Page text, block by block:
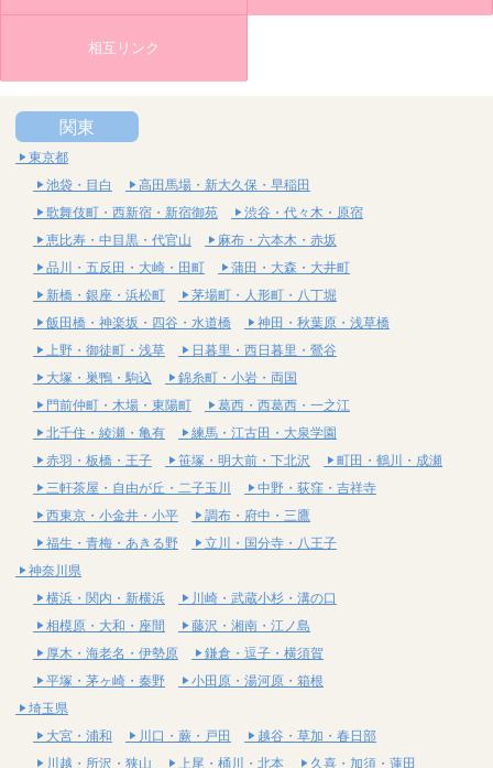
相互リンク
関東
東京都
池袋・目白
高田馬場・新大久保・早稲田
歌舞伎町・西新宿・新宿御苑
渋谷・代々木・原宿
恵比寿・中目黒・代官山
麻布・六本木・赤坂
品川・五反田・大崎・田町
蒲田・大森・大井町
新橋・銀座・浜松町
茅場町・人形町・八丁堀
飯田橋・神楽坂・四谷・水道橋
神田・秋葉原・浅草橋
上野・御徒町・浅草
日暮里・西日暮里・鶯谷
大塚・巣鴨・駒込
錦糸町・小岩・両国
門前仲町・木場・東陽町
葛西・西葛西・一之江
北千住・綾瀬・亀有
練馬・江古田・大泉学園
赤羽・板橋・王子
笹塚・明大前・下北沢
町田・鶴川・成瀬
三軒茶屋・自由が丘・二子玉川
中野・荻窪・吉祥寺
西東京・小金井・小平
調布・府中・三鷹
福生・青梅・あきる野
立川・国分寺・八王子
神奈川県
横浜・関内・新横浜
川崎・武蔵小杉・溝の口
相模原・大和・座間
藤沢・湘南・江ノ島
厚木・海老名・伊勢原
鎌倉・逗子・横須賀
平塚・茅ヶ崎・秦野
小田原・湯河原・箱根
埼玉県
大宮・浦和
川口・蕨・戸田
越谷・草加・春日部
川越・所沢・狭山
上尾・桶川・北本 久喜・加須・蓮田